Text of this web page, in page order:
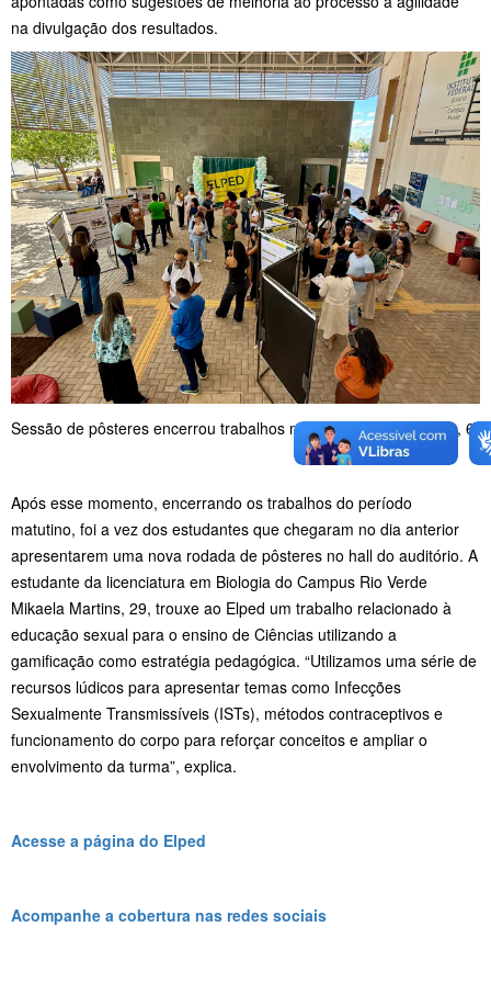
na divulgação dos resultados.
Sessão de pôsteres encerrou trabalhos na manhã de terça-feira, 6
Após esse momento, encerrando os trabalhos do período
matutino, foi a vez dos estudantes que chegaram no dia anterior
apresentarem uma nova rodada de pôsteres no hall do auditório. A
estudante da licenciatura em Biologia do Campus Rio Verde
Mikaela Martins, 29, trouxe ao Elped um trabalho relacionado à
educação sexual para o ensino de Ciências utilizando a
gamificação como estratégia pedagógica. “Utilizamos uma série de
recursos lúdicos para apresentar temas como Infecções
Sexualmente Transmissíveis (ISTs), métodos contraceptivos e
funcionamento do corpo para reforçar conceitos e ampliar o
envolvimento da turma”, explica.
Acesse a página do Elped
Acompanhe a cobertura nas redes sociais